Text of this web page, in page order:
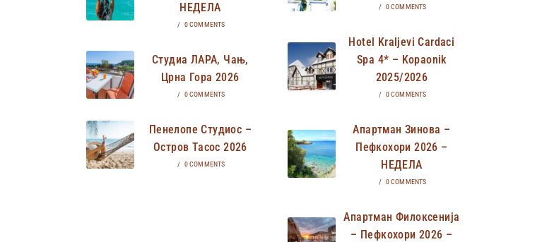
НЕДЕЛА
/ 0 COMMENTS
Студиа ЛАРА, Чањ,
Црна Гора 2026
/ 0 COMMENTS
Пенелопе Студиос –
Остров Тасос 2026
/ 0 COMMENTS
/ 0 COMMENTS
Hotel Kraljevi Cardaci
Spa 4* – Kopaonik
2025/2026
/ 0 COMMENTS
Апартман Зинова –
Пефкохори 2026 –
НЕДЕЛА
/ 0 COMMENTS
Апартман Филоксенија
– Пефкохори 2026 –